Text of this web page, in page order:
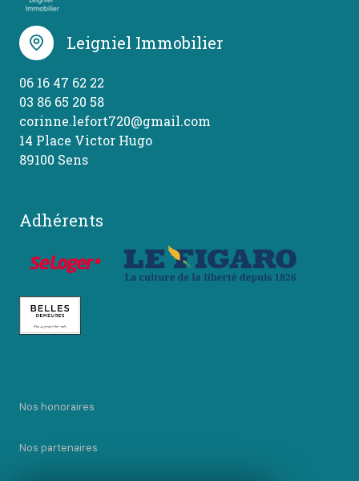
Leigniel Immobilier
06 16 47 62 22
03 86 65 20 58
corinne.lefort720@gmail.com
14 Place Victor Hugo
89100 Sens
Adhérents
Nos honoraires
Nos partenaires